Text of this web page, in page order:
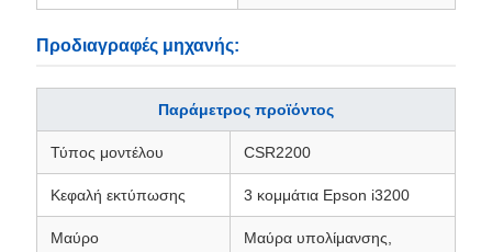
Προδιαγραφές μηχανής:
Παράμετρος προϊόντος
Τύπος μοντέλου CSR2200
Κεφαλή εκτύπωσης 3 κομμάτια Epson i3200
Μαύρο
Μαύρα υπολίμανσης,